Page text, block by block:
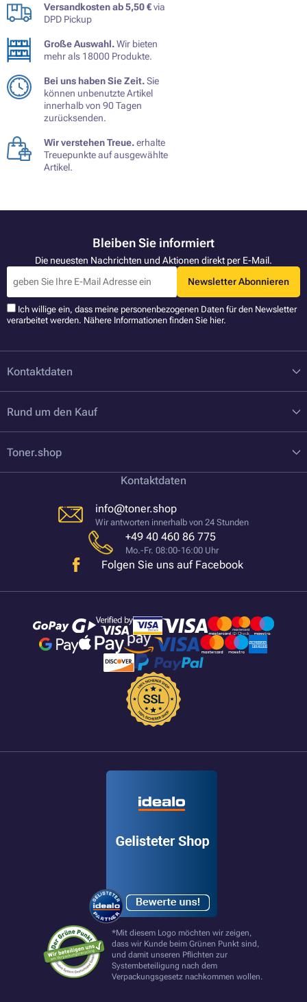
Versandkosten ab 5,50 €via
DPD Pickup
Große Auswahl.Wir bieten
mehr als 18000 Produkte.
Bei uns haben Sie Zeit.Sie
können unbenutzte Artikel
innerhalb von 90 Tagen
zurücksenden.
Wir verstehen Treue.erhalte
Treuepunkte auf ausgewählte
Artikel.
Bleiben Sie informiert
Die neuesten Nachrichten und Aktionen direkt per E-Mail.
Newsletter Abonnieren
Ich willige ein, dass meine personenbezogenen Daten für den Newsletter
verarbeitet werden. Nähere Informationen finden Sie hier.
Kontaktdaten
Rund um den Kauf
Toner.shop
Kontaktdaten
info@toner.shop
Wir antworten innerhalb von 24 Stunden
+49 40 460 86 775
Mo.-Fr. 08:00-16:00 Uhr
Folgen Sie uns auf Facebook
*Mit diesem Logo möchten wir zeigen,
dass wir Kunde beim Grünen Punkt sind,
und damit unseren Pflichten zur
Systembeteiligung nach dem
Verpackungsgesetz nachkommen wollen.